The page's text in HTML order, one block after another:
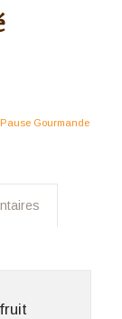
Pause Gourmande